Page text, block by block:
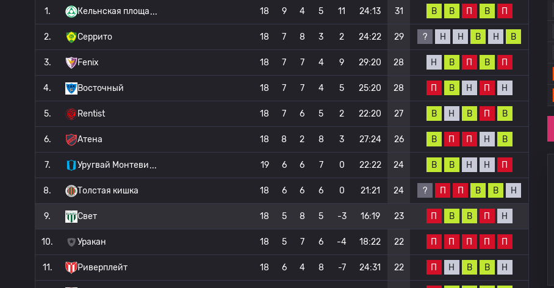
1. Кельнская площа 18 9 4 5 11 24:13 31 В В П В П
2. Серрито 18 7 8 3 2 24:22 29 ? Н Н В Н В
3. Fenix 18 7 7 4 9 29:20 28 Н В П В П
4. Восточный 18 7 7 4 5 25:20 28 П В Н П Н
5. Rentist 18 7 6 5 2 22:20 27 В Н В П В
6. Атена 18 8 2 8 3 27:24 26 В П П Н В
7. Уругвай Монтеви 19 6 6 7 0 22:22 24 В В Н Н П
8. Толстая кишка 18 6 6 6 0 21:21 24 ? П П В В Н
9. Свет 18 5 8 5 -3 16:19 23 П В В П Н
10. Уракан 18 5 7 6 -4 18:22 22 П П П П П
11. Риверплейт 18 6 4 8 -7 24:31 22 П Н В В Н